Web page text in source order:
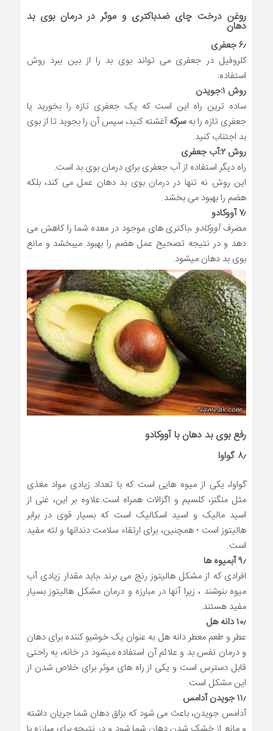
روغن درخت چای ضدباکتری و موثر در درمان بوی بد
دهان
۶٫ جعفری
کلروفیل در جعفری می تواند بوی بد را از بین ببرد روش
استفاده:
روش ۱:جویدن
ساده ترین راه این است که یک جعفری تازه را بخورید یا
جعفری تازه را بهسرکهآغشته کنید، سپس آن را بجوید تا از بوی
بد اجتناب کنید.
روش ۲:آب جعفری
راه دیگر استفاده از آب جعفری برای درمان بوی بد است.
این روش نه تنها در درمان بوی بد دهان عمل می کند، بلکه
هضم را بهبود می بخشد.
۷٫ آووکادو
مصرفآووکادو ،باکتری های موجود در معده شما را کاهش می
دهد و در نتیجه تصحیح عمل هضم را بهبود میبخشد و مانع
بوی بد دهان میشود.
رفع بوی بد دهان با آووکادو
۸٫ گواوا
گواوا، یکی از میوه هایی است که با تعداد زیادی مواد مغذی
مثل منگنز، کلسیم و اگزالات همراه است.علاوه بر این، غنی از
اسید مالیک و اسید اسکالیک است که بسیار قوی در برابر
هالیتوز است ؛ همچنین، برای ارتقاء سلامت دندانها و لثه مفید
است.
۹٫ آبمیوه ها
افرادی که از مشکل هالیتوز رنج می برند ،باید مقدار زیادی آب
میوه بنوشند ، زیرا آنها در مبارزه و درمان مشکل هالیتوز بسیار
مفید هستند.
۱۰٫ دانه هل
عطر و طعم معطر دانه هل به عنوان یک خوشبو کننده برای دهان
و درمان نفس بد و علائم آن استفاده میشود در خانه، به راحتی
قابل دسترس است و یکی از راه های موثر برای خلاص شدن از
این مشکل است.
۱۱٫ جویدن آدامس
آدامس جویدن، باعث می شود که بزاق دهان شما جریان داشته